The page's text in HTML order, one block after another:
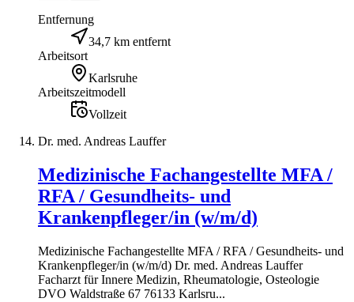
Entfernung
34,7 km entfernt
Arbeitsort
Karlsruhe
Arbeitszeitmodell
Vollzeit
Dr. med. Andreas Lauffer
Medizinische Fachangestellte MFA /
RFA / Gesundheits- und
Krankenpfleger/in (w/m/d)
Medizinische Fachangestellte MFA / RFA / Gesundheits- und
Krankenpfleger/in (w/m/d) Dr. med. Andreas Lauffer
Facharzt für Innere Medizin, Rheumatologie, Osteologie
DVO Waldstraße 67 76133 Karlsru...